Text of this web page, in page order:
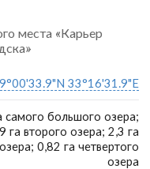
места «Карьер
33°16'31.9"E
самого большого озера;
га второго озера; 2,3 га
0,82 га четвертого
озера